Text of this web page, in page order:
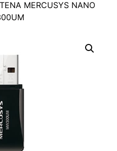
MERCUSYS NANO